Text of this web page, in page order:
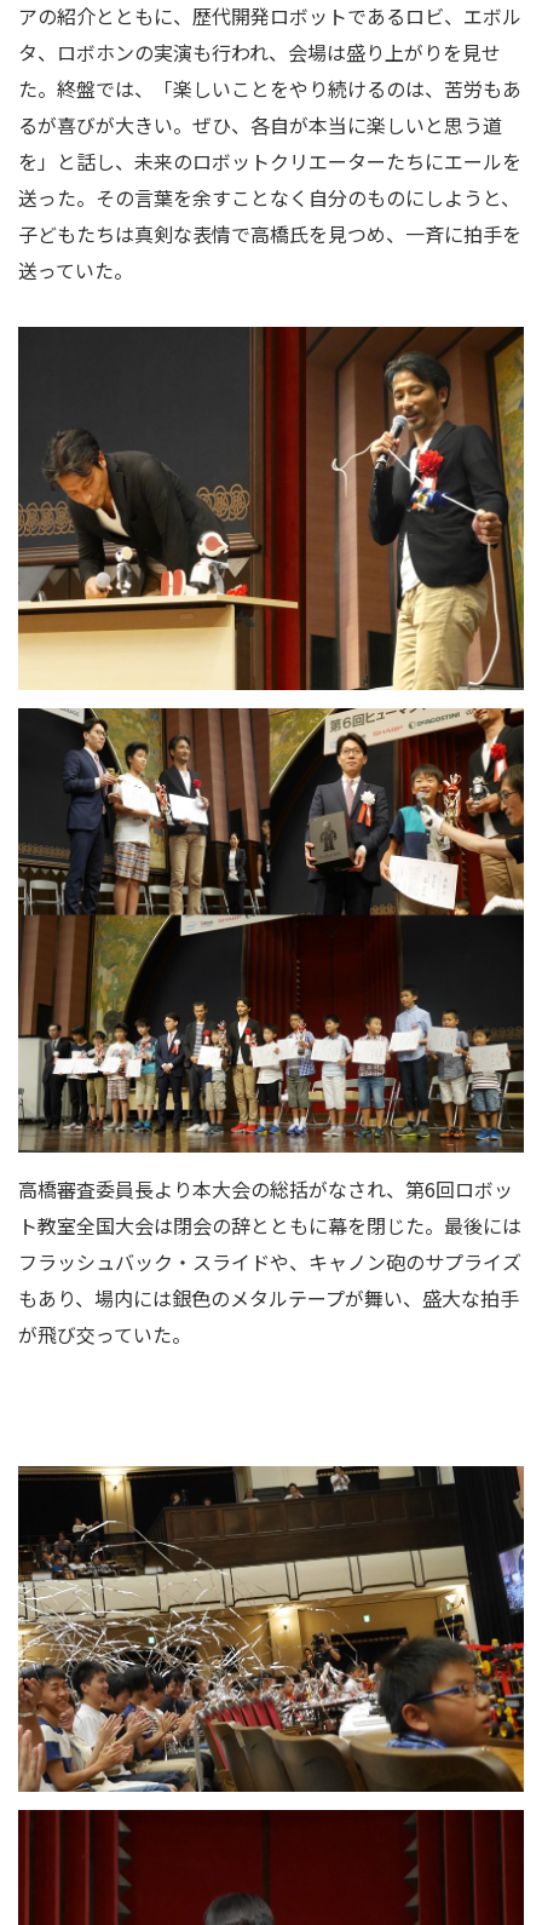
アの紹介とともに、歴代開発ロボットであるロビ、エボル
タ、ロボホンの実演も行われ、会場は盛り上がりを見せ
た。終盤では、「楽しいことをやり続けるのは、苦労もあ
るが喜びが大きい。ぜひ、各自が本当に楽しいと思う道
を」と話し、未来のロボットクリエーターたちにエールを
送った。その言葉を余すことなく自分のものにしようと、
子どもたちは真剣な表情で高橋氏を見つめ、一斉に拍手を
送っていた。
高橋審査委員長より本大会の総括がなされ、第6回ロボッ
ト教室全国大会は閉会の辞とともに幕を閉じた。最後には
フラッシュバック・スライドや、キャノン砲のサプライズ
もあり、場内には銀色のメタルテープが舞い、盛大な拍手
が飛び交っていた。